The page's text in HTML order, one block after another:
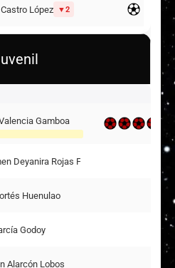
López 2
Pastén
Gamboa
Deyanira Rojas Fuentes
Huenulao
Godoy
Alarcón Lobos